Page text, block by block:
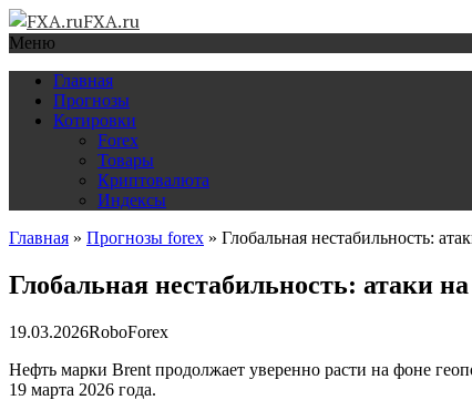
FXA.ru
Меню
Главная
Прогнозы
Котировки
Forex
Товары
Криптовалюта
Индексы
Главная » Прогнозы forex » Глобальная нестабильность:
Глобальная нестабильность: атаки
19.03.2026RoboForex
Нефть марки Brent продолжает уверенно расти на фоне
19 марта 2026 года.